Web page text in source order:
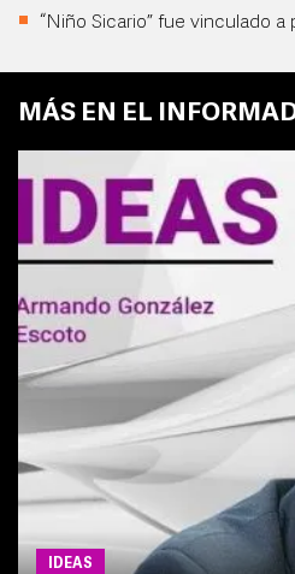
“Niño Sicario” fue vinculado a
MÁS EN EL
IDEAS